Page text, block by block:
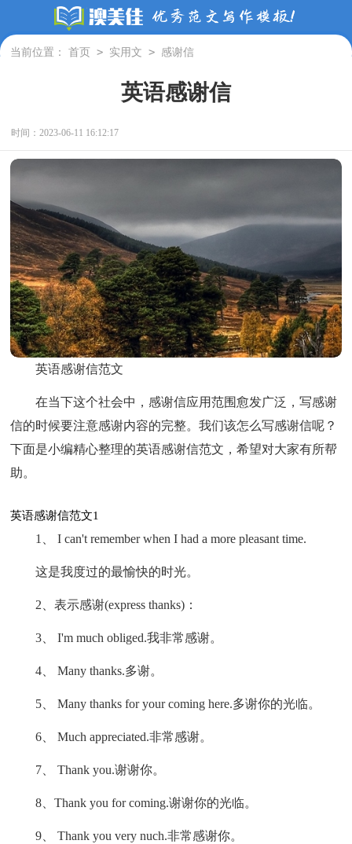
当前位置： 首页 > 实用文 > 感谢信
英语感谢信
时间：2023-06-11 16:12:17
英语感谢信范文
在当下这个社会中，感谢信应用范围愈发广泛，写感谢
信的时候要注意感谢内容的完整。我们该怎么写感谢信呢？
下面是小编精心整理的英语感谢信范文，希望对大家有所帮
助。
英语感谢信范文1
1、 I can't remember when I had a more pleasant time.
这是我度过的最愉快的时光。
2、表示感谢(express thanks)：
3、 I'm much obliged.我非常感谢。
4、 Many thanks.多谢。
5、 Many thanks for your coming here.多谢你的光临。
6、 Much appreciated.非常感谢。
7、 Thank you.谢谢你。
8、Thank you for coming.谢谢你的光临。
9、 Thank you very nuch.非常感谢你。